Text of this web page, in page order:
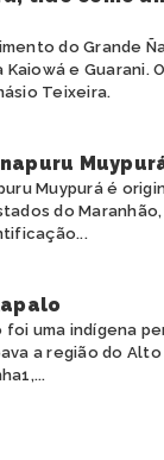
do Grande
e Guarani.
Teixeira.
Muypurá é
do
foi uma indígena
a região do